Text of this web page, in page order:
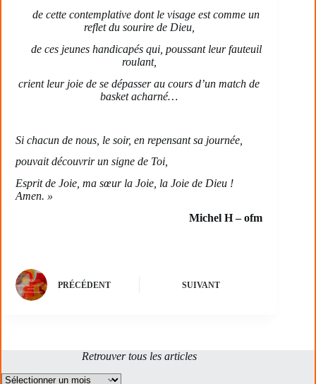
de cette contemplative dont le visage est comme un
reflet du sourire de Dieu,
de ces jeunes handicapés qui, poussant leur fauteuil
roulant,
crient leur joie de se dépasser au cours d’un match de
basket acharné…
Si chacun de nous, le soir, en repensant sa journée,
pouvait découvrir un signe de Toi,
Esprit de Joie, ma sœur la Joie, la Joie de Dieu !
Amen. »
Michel H– ofm
PRÉCÉDENT SUIVANT
Retrouver tous les articles
Archives